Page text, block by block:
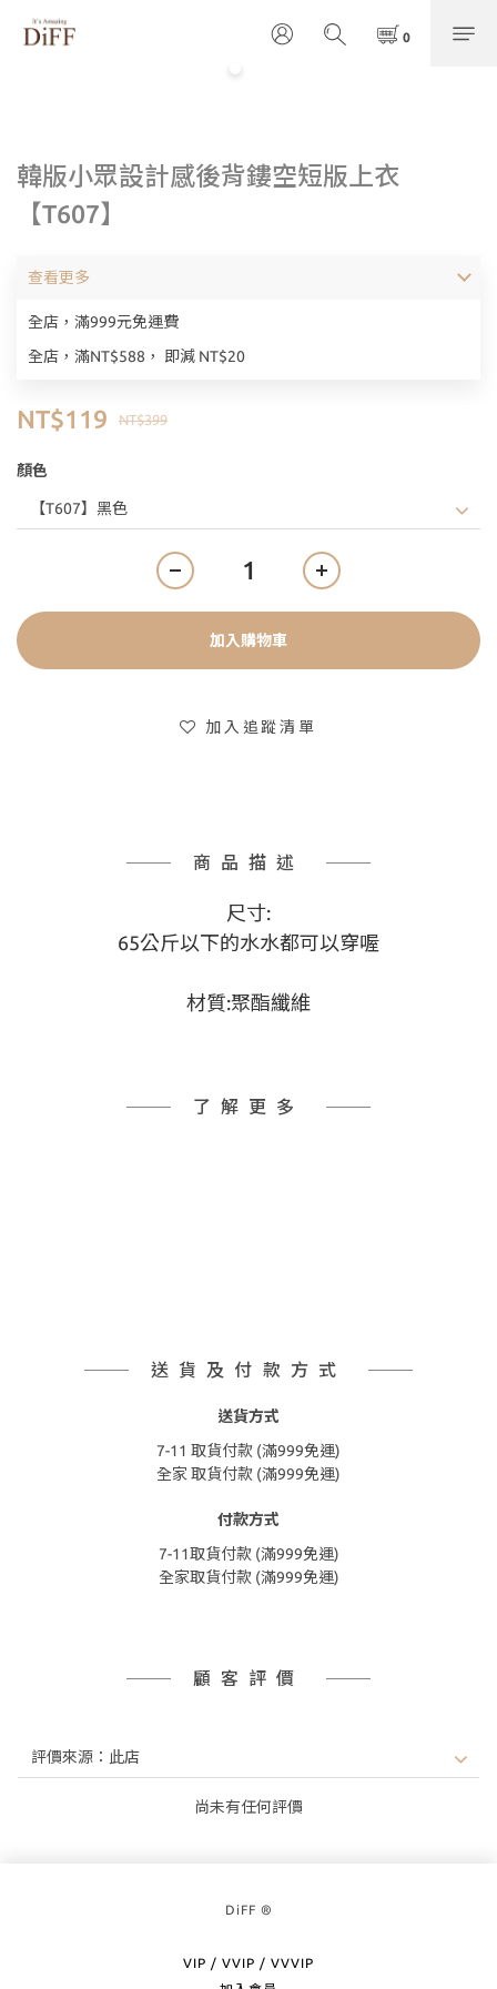
韓版小眾設計感後背鏤空短版上衣
【T607】
全店，滿999元免運費
全店，滿NT$588， 即減 NT$20
查看更多
NT$399
NT$119
顏色
加入購物車
加入追蹤清單
商品描述
尺寸:
65公斤以下的水水都可以穿喔
材質:聚酯纖維
了解更多
送貨及付款方式
送貨方式
7-11 取貨付款 (滿999免運)
全家 取貨付款 (滿999免運)
付款方式
7-11取貨付款 (滿999免運)
全家取貨付款 (滿999免運)
顧客評價
尚未有任何評價
DiFF ®
VIP / VVIP / VVVIP